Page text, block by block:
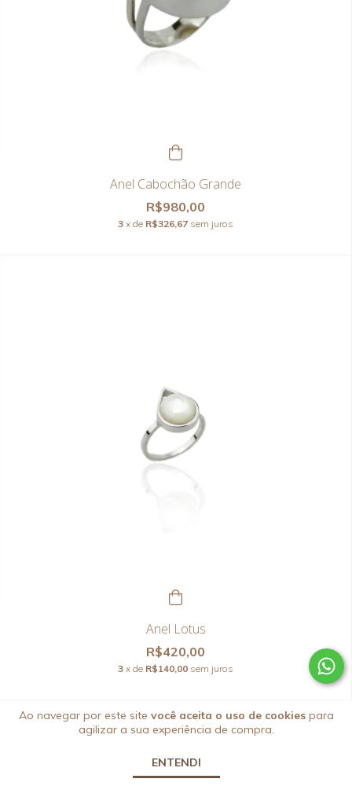
Ao navegar por este site você aceita o uso de cookiespara
agilizar a sua experiência de compra.
ENTENDI
Anel Cabochão Grande
R$980,00
3 x de R$326,67 sem juros
Anel Lotus
R$420,00
3 x de R$140,00 sem juros